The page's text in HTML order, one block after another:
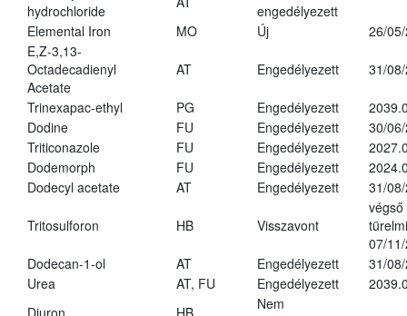
hydrochloride
engedélyezett
Elemental Iron
MO Új
26/
E,Z-3,13-
Octadecadienyl
Acetate
AT Engedélyezett 31/
Trinexapac-ethyl PG Engedélyezett
Dodine
FU Engedélyezett
30/
Triticonazole
FU Engedélyezett
Dodemorph
FU Engedélyezett
Dodecyl acetate
AT Engedélyezett 31/
Tritosulforon HB Visszavont
végső
07/
Dodecan-1-ol
AT Engedélyezett
31/
Urea
AT, FU Engedélyezett
Nem